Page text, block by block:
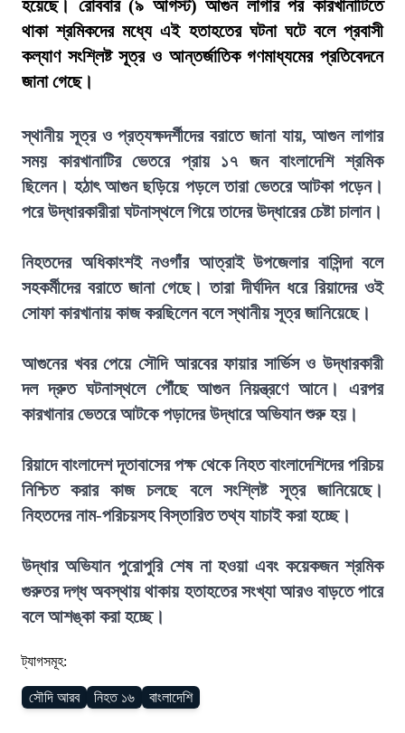
হয়েছে। রোববার (৯ আগস্ট) আগুন লাগার পর কারখানাটিতে
থাকা শ্রমিকদের মধ্যে এই হতাহতের ঘটনা ঘটে বলে প্রবাসী
কল্যাণ সংশ্লিষ্ট সূত্র ও আন্তর্জাতিক গণমাধ্যমের প্রতিবেদনে
জানা গেছে।
স্থানীয় সূত্র ও প্রত্যক্ষদর্শীদের বরাতে জানা যায়, আগুন লাগার
সময় কারখানাটির ভেতরে প্রায় ১৭ জন বাংলাদেশি শ্রমিক
ছিলেন। হঠাৎ আগুন ছড়িয়ে পড়লে তারা ভেতরে আটকা পড়েন।
পরে উদ্ধারকারীরা ঘটনাস্থলে গিয়ে তাদের উদ্ধারের চেষ্টা চালান।
নিহতদের অধিকাংশই নওগাঁর আত্রাই উপজেলার বাসিন্দা বলে
সহকর্মীদের বরাতে জানা গেছে। তারা দীর্ঘদিন ধরে রিয়াদের ওই
সোফা কারখানায় কাজ করছিলেন বলে স্থানীয় সূত্র জানিয়েছে।
আগুনের খবর পেয়ে সৌদি আরবের ফায়ার সার্ভিস ও উদ্ধারকারী
দল দ্রুত ঘটনাস্থলে পৌঁছে আগুন নিয়ন্ত্রণে আনে। এরপর
কারখানার ভেতরে আটকে পড়াদের উদ্ধারে অভিযান শুরু হয়।
রিয়াদে বাংলাদেশ দূতাবাসের পক্ষ থেকে নিহত বাংলাদেশিদের পরিচয়
নিশ্চিত করার কাজ চলছে বলে সংশ্লিষ্ট সূত্র জানিয়েছে।
নিহতদের নাম-পরিচয়সহ বিস্তারিত তথ্য যাচাই করা হচ্ছে।
উদ্ধার অভিযান পুরোপুরি শেষ না হওয়া এবং কয়েকজন শ্রমিক
গুরুতর দগ্ধ অবস্থায় থাকায় হতাহতের সংখ্যা আরও বাড়তে পারে
বলে আশঙ্কা করা হচ্ছে।
ট্যাগসমূহ:
সৌদি আরব নিহত ১৬ বাংলাদেশি